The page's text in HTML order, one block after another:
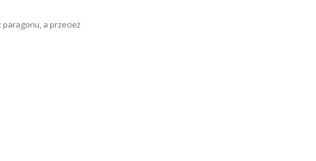
paragonu, a przecież